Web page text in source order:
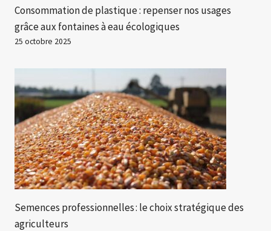
Consommation de plastique : repenser nos usages
grâce aux fontaines à eau écologiques
25 octobre 2025
Semences professionnelles : le choix stratégique des
agriculteurs